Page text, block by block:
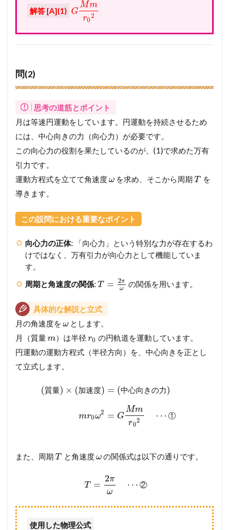
解答 [A](1) G
Mm
r0
2
問(2)
思考の道筋とポイント
月は等速円運動をしています。円運動を持続させるため
には、中心向きの力（向心力）が必要です。
この向心力の役割を果たしているのが、(1)で求めた万有
引力です。
運動方程式を立てて角速度ω を求め、そこから周期T を
導きます。
この設問における重要なポイント
向心力の正体: 「向心力」という特別な力が存在するわ
けではなく、万有引力が向心力として機能していま
す。
周期と角速度の関係: T = 2π
ω
の関係を用います。
具体的な解説と立式
月の角速度を ω とします。
月（質量m）は半径r0 の円軌道を運動しています。
円運動の運動方程式（半径方向）を、中心向きを正とし
て立式します。
(質量) × (加速度)
mr0ω2
= (中心向 きの力)
= G
Mm
r0
2 ⋯ ①
また、周期 T と角速度ωの関係式は以下の通りです。
T =
2π
ω
⋯ ②
使用した物理公式